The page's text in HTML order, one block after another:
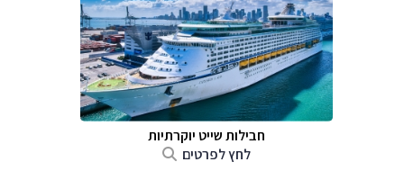
חבילות שייט יוקרתיות
לחץ לפרטים